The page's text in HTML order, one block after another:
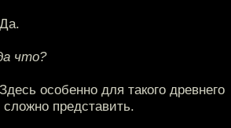
Да.
что?
Здесь особенно для такого древнего
представить.